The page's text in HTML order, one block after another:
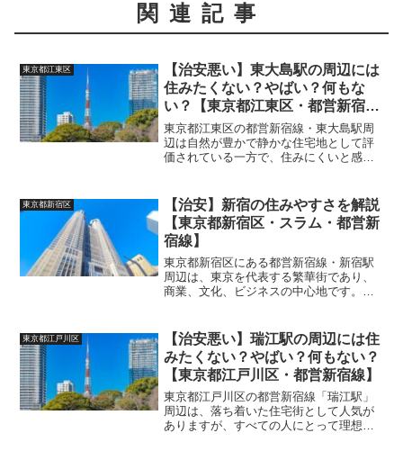
関連記事
東京都江東区
【治安悪い】東大島駅の周辺には
住みたくない？やばい？何もな
い？【東京都江東区・都営新宿
線】
東京都江東区の都営新宿線・東大島駅周
辺は自然が豊かで静かな住宅地として評
価されている一方で、住みにくいと感じ
(adsbygoogle = window.adsbygoogle...
東京都新宿区
【治安】新宿の住みやすさを解説
【東京都新宿区・スラム・都営新
宿線】
東京都新宿区にある都営新宿線・新宿駅
周辺は、東京を代表する繁華街であり、
商業、文化、ビジネスの中心地です。住
の反面で抱えるデメリットも存在しま
す。以下に、新宿駅周辺の特徴...
東京都江戸川区
【治安悪い】瑞江駅の周辺には住
みたくない？やばい？何もない？
【東京都江戸川区・都営新宿線】
東京都江戸川区の都営新宿線「瑞江駅」
周辺は、落ち着いた住宅街として人気が
ありますが、すべての人にとって理想的